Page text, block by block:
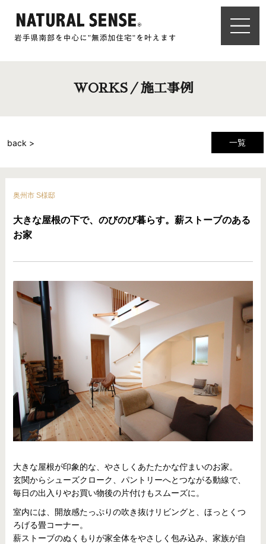
WORKS／施工事例
一覧
back >
奥州市 S様邸
大きな屋根の下で、のびのび暮らす。薪ストーブのある
お家
大きな屋根が印象的な、やさしくあたたかな佇まいのお家。
玄関からシューズクローク、パントリーへとつながる動線で、
毎日の出入りやお買い物後の片付けもスムーズに。
室内には、開放感たっぷりの吹き抜けリビングと、ほっとくつ
ろげる畳コーナー。
薪ストーブのぬくもりが家全体をやさしく包み込み、家族が自